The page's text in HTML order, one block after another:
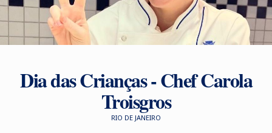
Dia das Crianças - Chef Carola
Troisgros
RIO DE JANEIRO